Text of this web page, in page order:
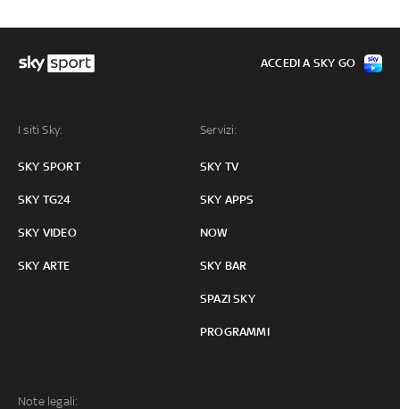
I siti Sky:
SKY SPORT
SKY TG24
SKY VIDEO
SKY ARTE
Servizi:
SKY TV
SKY APPS
NOW
SKY BAR
SPAZI SKY
PROGRAMMI
Note legali:
ACCEDI A SKY GO